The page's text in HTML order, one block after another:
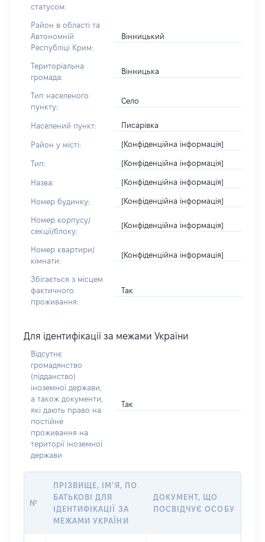
статусом:
Район в області та
Автономній
Республіці Крим:
Вінницький
Територіальна
громада:
Вінницька
Тип населеного
пункту:
Село
Населений пункт: Писарівка
Район у місті: [Конфіденційна інформація]
Тип: [Конфіденційна інформація]
Назва: [Конфіденційна інформація]
Номер будинку: [Конфіденційна інформація]
Номер корпусу/
секції/блоку:
[Конфіденційна інформація]
Номер квартири/
кімнати:
[Конфіденційна інформація]
Збігається з місцем
фактичного
проживання:
Так
Для ідентифікації за межами України
Відсутнє
громадянство
(підданство)
іноземної держави,
а також документи,
які дають право на
постійне
проживання на
території іноземної
держави
Так
№
ПРІЗВИЩЕ, ІМ’Я, ПО
БАТЬКОВІ ДЛЯ
ІДЕНТИФІКАЦІЇ ЗА
МЕЖАМИ УКРАЇНИ
ДОКУМЕНТ, ЩО
ПОСВІДЧУЄ ОСОБУ